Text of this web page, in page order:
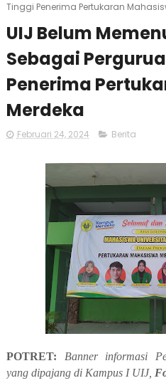
Tinggi Penerima Pertukaran
UIJ Belum
Sebagai
Penerima
Merdeka
Februari 24, 2024 Berita
POTRET: Banner informasi
yang dipajang di Kampus I UIJ,